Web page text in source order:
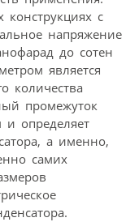
с
напряжение
до сотен
является
количества
промежуток
определяет
а именно,
самих